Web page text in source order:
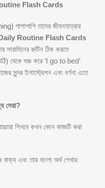
Flash Cards
পাশাপাশি তাদের জীবনযাত্রার
Routine Flash Cards
সারাদিনের রুটিন ঠিক করতে
থেকে শুরু করে ‘I go to bed’
সুন্দর ইলাস্ট্রেশন এবং বর্ণনা এতে
সেরা?
শিখবে কখন কোন কাজটি করা
এবং তার বাংলা অর্থ শেখার